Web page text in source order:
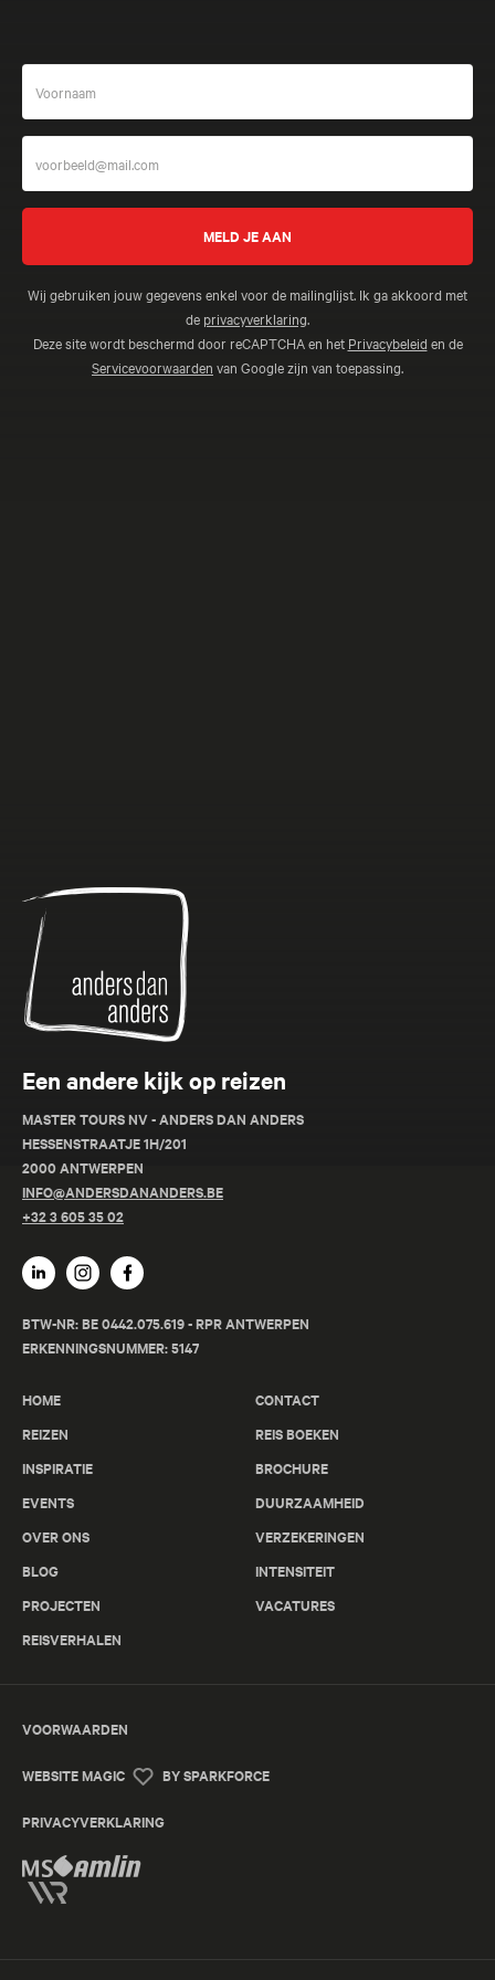
Wij gebruiken jouw gegevens enkel voor de mailinglijst. Ik ga akkoord met
de privacyverklaring.
Deze site wordt beschermd door reCAPTCHA en het Privacybeleid en de
Servicevoorwaarden van Google zijn van toepassing.
Anders
dan
Anders
Een andere kijk op reizen
MASTER TOURS NV - ANDERS DAN ANDERS
HESSENSTRAATJE 1H/201
2000 ANTWERPEN
INFO@ANDERSDANANDERS.BE
+32 3 605 35 02
BTW-NR: BE 0442.075.619 - RPR ANTWERPEN
ERKENNINGSNUMMER: 5147
HOME
REIZEN
INSPIRATIE
EVENTS
OVER ONS
BLOG
PROJECTEN
REISVERHALEN
CONTACT
REIS BOEKEN
BROCHURE
DUURZAAMHEID
VERZEKERINGEN
INTENSITEIT
VACATURES
VOORWAARDEN
WEBSITE MAGIC BY SPARKFORCE
PRIVACYVERKLARING